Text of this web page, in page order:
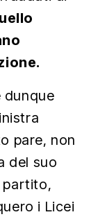
dunque
pare, non
del suo
partito,
i Licei